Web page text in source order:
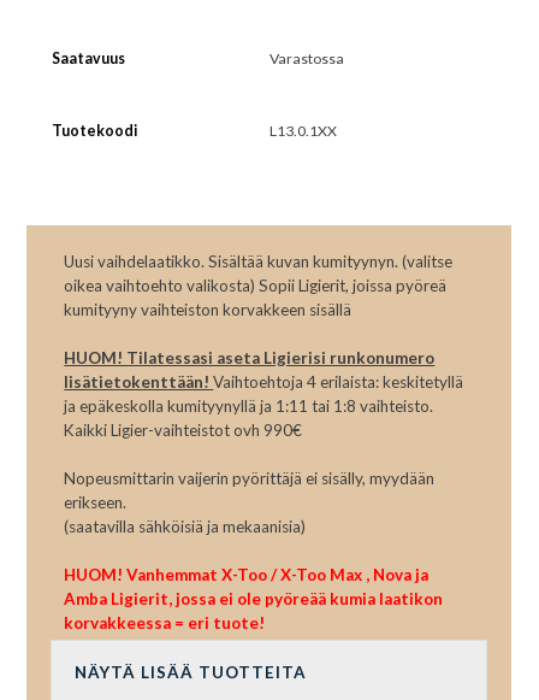
Saatavuus Varastossa
Tuotekoodi L13.0.1XX
Uusi vaihdelaatikko. Sisältää kuvan kumityynyn. (valitse
oikea vaihtoehto valikosta) Sopii Ligierit, joissa pyöreä
kumityyny vaihteiston korvakkeen sisällä
HUOM! Tilatessasi aseta Ligierisi runkonumero
lisätietokenttään! Vaihtoehtoja 4 erilaista: keskitetyllä
ja epäkeskolla kumityynyllä ja 1:11 tai 1:8 vaihteisto.
Kaikki Ligier-vaihteistot ovh 990€
Nopeusmittarin vaijerin pyörittäjä ei sisälly, myydään
erikseen.
(saatavilla sähköisiä ja mekaanisia)
HUOM! Vanhemmat X-Too / X-Too Max , Nova ja
Amba Ligierit, jossa ei ole pyöreää kumia laatikon
korvakkeessa = eri tuote!
NÄYTÄ LISÄÄ TUOTTEITA